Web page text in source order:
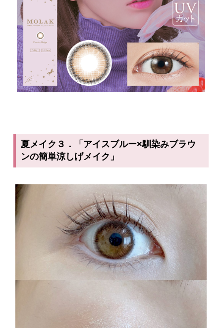
夏メイク３．「アイスブルー×馴染みブラウ
ンの簡単涼しげメイク」